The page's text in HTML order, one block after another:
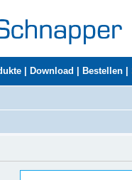
Download Bestellen